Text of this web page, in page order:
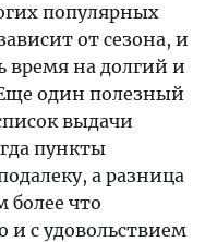
популярных
от сезона, и
на долгий и
один полезный
выдачи
пункты
а разница
более что
и с удовольствием